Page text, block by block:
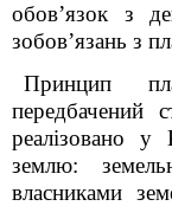
обов’язок з
зобов’язань з
Принцип
передбачений
реалізовано у
землю:
власниками